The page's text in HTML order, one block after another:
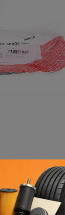
ორხევის